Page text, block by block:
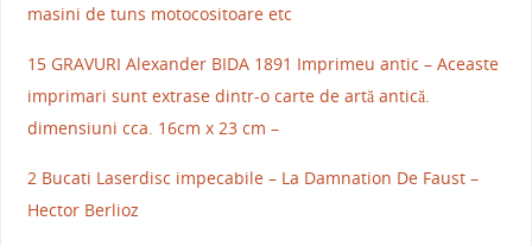
masini de tuns motocositoare etc
15 GRAVURI Alexander BIDA 1891 Imprimeu antic – Aceaste
imprimari sunt extrase dintr-o carte de artă antică.
dimensiuni cca. 16cm x 23 cm –
2 Bucati Laserdisc impecabile – La Damnation De Faust –
Hector Berlioz